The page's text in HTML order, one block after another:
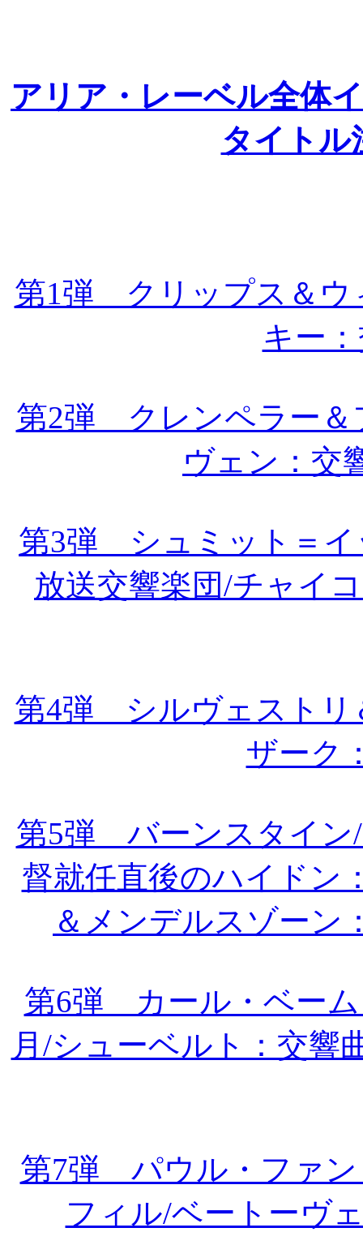
アリア・レーベル全体
タイトル
第1弾 クリップス＆ウ
キー
第2弾 クレンペラー＆
ヴェン：交
第3弾 シュミット＝イ
放送交響楽団/チャイ
第4弾 シルヴェストリ
ザーク
第5弾 バーンスタイン
督就任直後のハイドン
＆メンデルスゾーン
第6弾 カール・ベーム
月/シューベルト：交響
第7弾 パウル・ファン
フィル/ベートーヴ